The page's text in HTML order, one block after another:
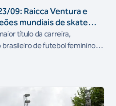
09: Raicca Ventura e
mundiais de skate
título da carreira,
de futebol feminino e